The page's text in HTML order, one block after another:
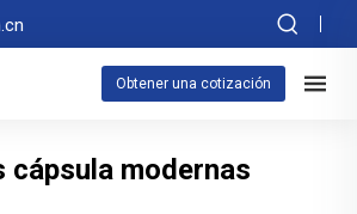
Obtener una cotización
cápsula modernas